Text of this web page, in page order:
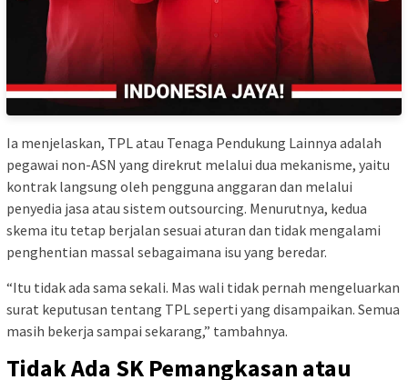
Ia menjelaskan, TPL atau Tenaga Pendukung Lainnya adalah
pegawai non-ASN yang direkrut melalui dua mekanisme, yaitu
kontrak langsung oleh pengguna anggaran dan melalui
penyedia jasa atau sistem outsourcing. Menurutnya, kedua
skema itu tetap berjalan sesuai aturan dan tidak mengalami
penghentian massal sebagaimana isu yang beredar.
“Itu tidak ada sama sekali. Mas wali tidak pernah mengeluarkan
surat keputusan tentang TPL seperti yang disampaikan. Semua
masih bekerja sampai sekarang,” tambahnya.
Tidak Ada SK Pemangkasan atau